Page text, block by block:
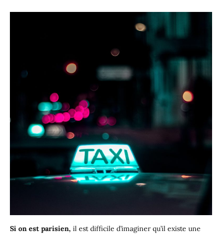
Si on est parisien, il est difficile d’imaginer qu’il existe une